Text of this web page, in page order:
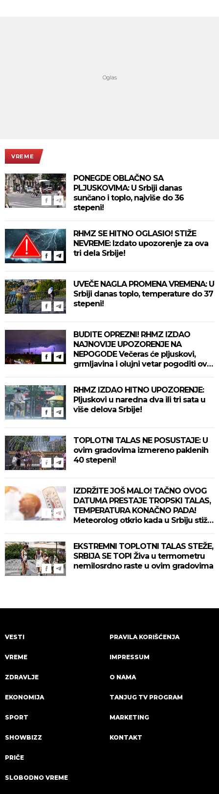
VREME
PONEGDE OBLAČNO SA
PLJUSKOVIMA: U Srbiji danas
sunčano i toplo, najviše do 36
stepeni!
RHMZ SE HITNO OGLASIO! STIŽE
NEVREME: Izdato upozorenje za ova
tri dela Srbije!
UVEČE NAGLA PROMENA VREMENA: U
Srbiji danas toplo, temperature do 37
stepeni!
BUDITE OPREZNI! RHMZ IZDAO
NAJNOVIJE UPOZORENJE NA
NEPOGODE Večeras će pljuskovi,
grmljavina i olujni vetar pogoditi ove
RHMZ IZDAO HITNO UPOZORENJE:
Pljuskovi u naredna dva ili tri sata u
više delova Srbije!
TOPLOTNI TALAS NE POSUSTAJE: U
ovim gradovima izmereno paklenih
40 stepeni!
IZDRŽITE JOŠ MALO! TAČNO OVOG
DATUMA PRESTAJE TROPSKI TALAS,
TEMPERATURA KONAČNO PADA!
Meteorolog otkrio kada u Srbiju stiže
EKSTREMNI TOPLOTNI TALAS STEŽE,
SRBIJA SE TOPI Živa u termometru
nemilosrdno raste u ovim gradovima
VESTI
VREME
ZDRAVLJE
EKONOMIJA
SPORT
SHOWBIZZ
PRIČE
SLOBODNO VREME
PRAVILA KORIŠĆENJA
IMPRESSUM
O NAMA
TANJUG TV PROGRAM
MARKETING
KONTAKT